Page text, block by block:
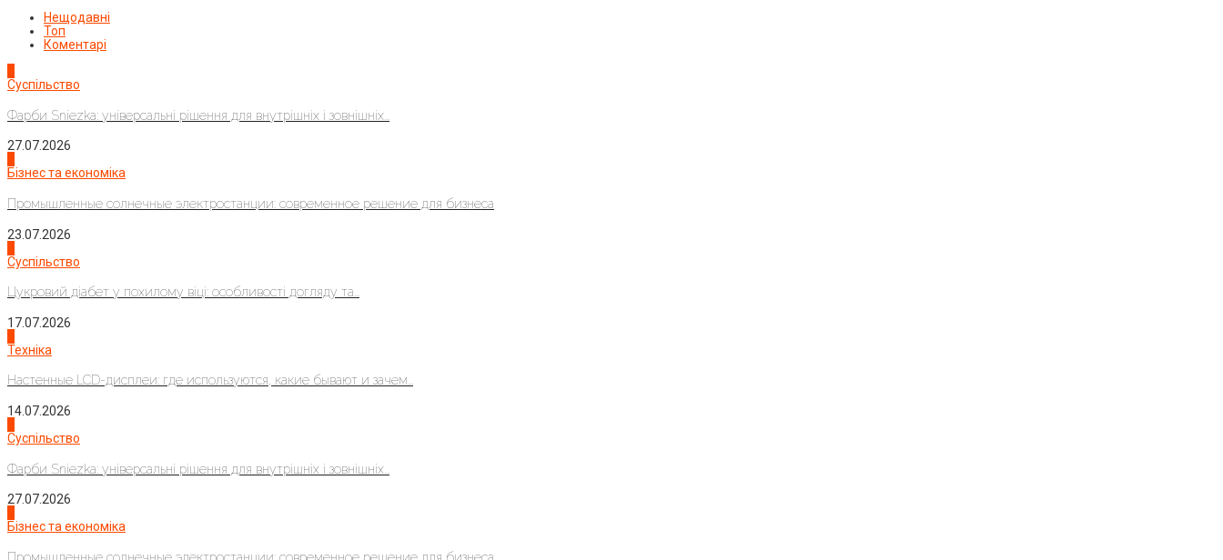
Нещодавні
Топ
Коментарі
Суспільство
Фарби Sniezka: універсальні рішення для внутрішніх і зовнішніх...
27.07.2026
Бізнес та економіка
Промышленные солнечные электростанции: современное решение для бизнеса
23.07.2026
Суспільство
Цукровий діабет у похилому віці: особливості догляду та...
17.07.2026
Техніка
Настенные LCD-дисплеи: где используются, какие бывают и зачем...
14.07.2026
Суспільство
Фарби Sniezka: універсальні рішення для внутрішніх і зовнішніх...
27.07.2026
Бізнес та економіка
Промышленные солнечные электростанции: современное решение для бизнеса